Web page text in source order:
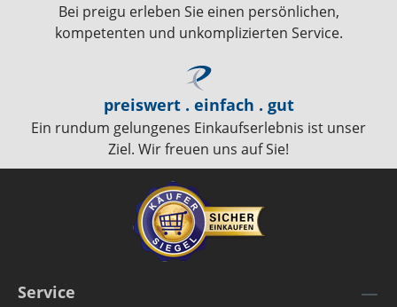
Bei preigu erleben Sie einen persönlichen,
kompetenten und unkomplizierten Service.
preiswert . einfach . gut
Ein rundum gelungenes Einkaufserlebnis ist unser
Ziel. Wir freuen uns auf Sie!
Service